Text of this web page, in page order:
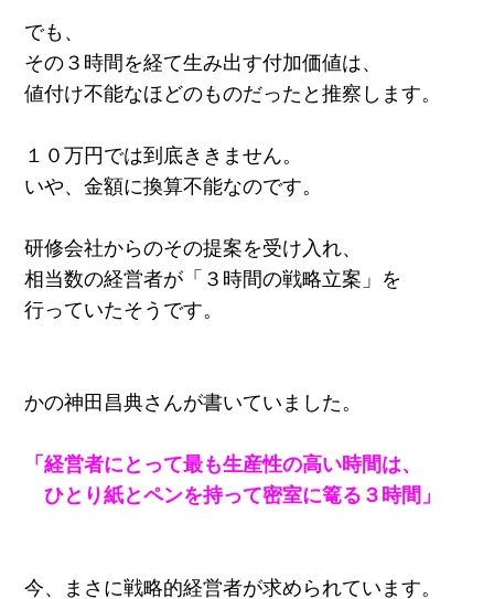
でも、
その３時間を経て生み出す付加価値は、
値付け不能なほどのものだったと推察します。
１０万円では到底ききません。
いや、金額に換算不能なのです。
研修会社からのその提案を受け入れ、
相当数の経営者が「３時間の戦略立案」を
行っていたそうです。
かの神田昌典さんが書いていました。
「経営者にとって最も生産性の高い時間は、
ひとり紙とペンを持って密室に篭る３時間」
今、まさに戦略的経営者が求められています。